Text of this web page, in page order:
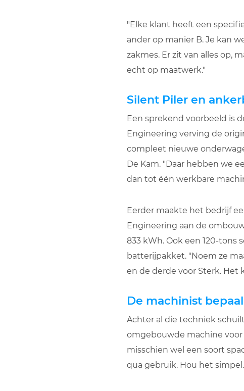
"Elke klant heeft een
ander op manier B. Je kan
zakmes. Er zit van alles op,
echt op maatwerk."
Silent Piler en
Een sprekend voorbeeld is
Engineering verving de
compleet nieuwe
De Kam. "Daar hebben we
dan tot één werkbare
Eerder maakte het bedrijf
Engineering aan de
833 kWh. Ook een 120-
batterijpakket. "Noem ze
en de derde voor Sterk. Het
De machinist
Achter al die techniek
omgebouwde machine
misschien wel een soort
qua gebruik. Hou het